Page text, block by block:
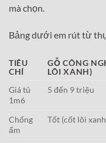
mà chọn.
Bảng dưới em rút từ
TIÊU
CHÍ
GỖ CÔNG
LÕI XANH)
Giá tủ
1m6
5 đến 9 triệu
Chống
ẩm
Tốt (cốt lõi